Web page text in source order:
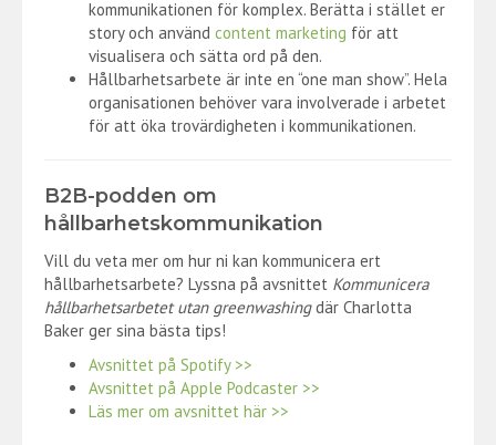
kommunikationen för komplex. Berätta i stället er
story och använd content marketing för att
visualisera och sätta ord på den.
Hållbarhetsarbete är inte en “one man show”. Hela
organisationen behöver vara involverade i arbetet
för att öka trovärdigheten i kommunikationen.
B2B-podden om
hållbarhetskommunikation
Vill du veta mer om hur ni kan kommunicera ert
hållbarhetsarbete? Lyssna på avsnittet Kommunicera
hållbarhetsarbetet utan greenwashingdär Charlotta
Baker ger sina bästa tips!
Avsnittet på Spotify >>
Avsnittet på Apple Podcaster >>
Läs mer om avsnittet här >>